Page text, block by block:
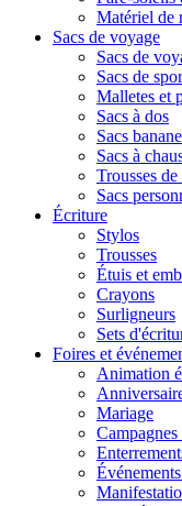
Matériel de
Sacs de voyage
Sacs de
Sacs de
Malletes et
Sacs à dos
Sacs banane
Sacs à
Trousses
Sacs
Écriture
Stylos
Trousses
Étuis et
Crayons
Surligneurs
Sets
Foires et
Animation
Mariage